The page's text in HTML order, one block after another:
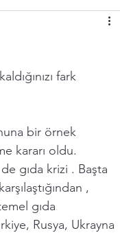
fark
bir örnek
kararı oldu.
gıda krizi . Başta
,
gıda
Rusya, Ukrayna